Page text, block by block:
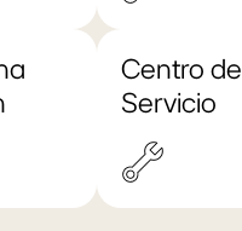
Centro de
Servicio